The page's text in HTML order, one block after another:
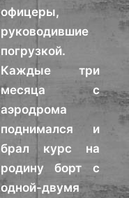
офицеры,
руководившие
погрузкой.
Каждые три
месяца с
аэродрома
поднимался и
брал курс на
родину борт с
одной-двумя